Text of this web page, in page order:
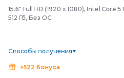
15.6" Full HD (1920 x 1080), Intel Core 5
512 Гб, Без ОС
Способы получения
+522 бонуса